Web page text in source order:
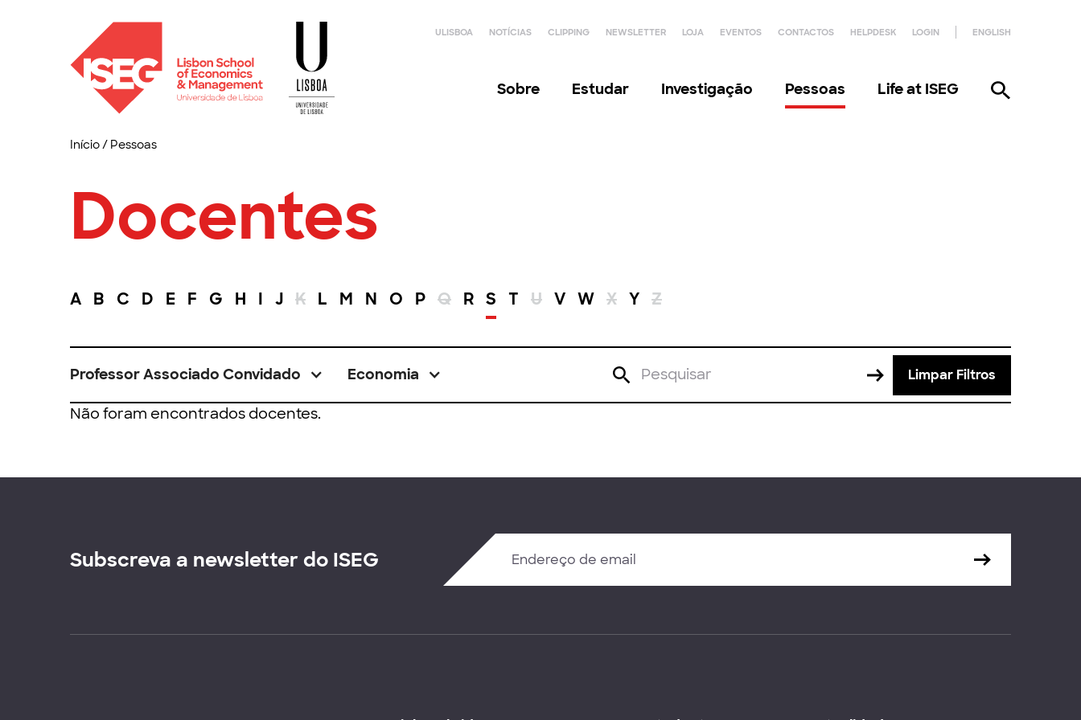
ULISBOA NOTÍCIAS CLIPPING NEWSLETTER LOJA EVENTOS CONTACTOS HELPDESK LOGIN ENGLISH
Sobre Estudar Investigação Pessoas Life at ISEG
Início/ Pessoas
Docentes
A B C D E F G H I J K L M N O P Q R S T U V W X Y Z
Professor Associado Convidado Economia Limpar Filtros
Não foram encontrados docentes.
Subscreva a newsletter do ISEG